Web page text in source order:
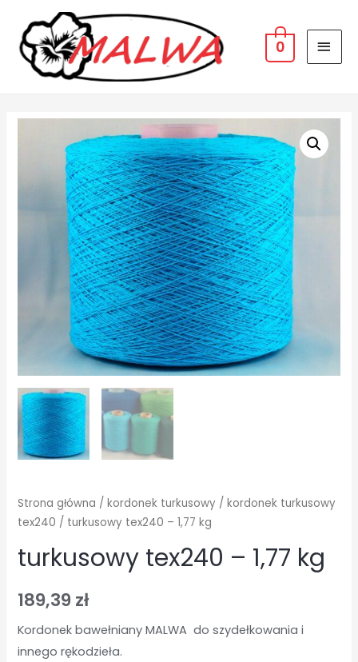
0
Strona główna /kordonek turkusowy /kordonek turkusowy
tex240 / turkusowy tex240 – 1,77 kg
turkusowy tex240 – 1,77 kg
189,39 zł
Kordonek bawełniany MALWA do szydełkowania i
innego rękodzieła.